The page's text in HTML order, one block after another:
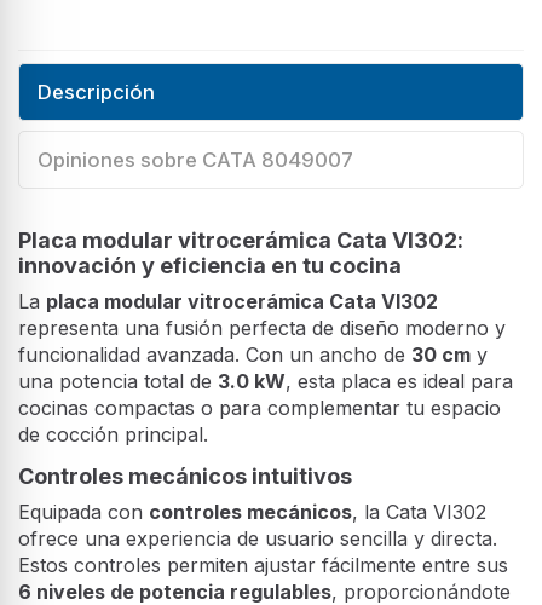
Descripción
Opiniones sobre CATA 8049007
Placa modular vitrocerámica Cata VI302:
innovación y eficiencia en tu cocina
La placa modular vitrocerámica Cata VI302
representa una fusión perfecta de diseño moderno y
funcionalidad avanzada. Con un ancho de 30 cm y
una potencia total de 3.0 kW, esta placa es ideal para
cocinas compactas o para complementar tu espacio
de cocción principal.
Controles mecánicos intuitivos
Equipada con controles mecánicos, la Cata VI302
ofrece una experiencia de usuario sencilla y directa.
Estos controles permiten ajustar fácilmente entre sus
6 niveles de potencia regulables, proporcionándote